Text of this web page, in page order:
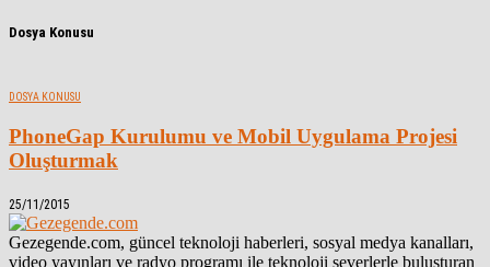
Dosya Konusu
DOSYA KONUSU
PhoneGap Kurulumu ve Mobil Uygulama Projesi
Oluşturmak
25/11/2015
Gezegende.com, güncel teknoloji haberleri, sosyal medya kanalları,
video yayınları ve radyo programı ile teknoloji severlerle buluşturan